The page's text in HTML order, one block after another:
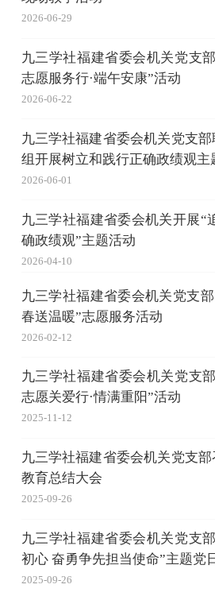
2026-06-29
九三学社福建省委会机关党支
志愿服务行·端午安康”活动
2026-06-22
九三学社福建省委会机关党支
组开展树立和践行正确政绩观主
2026-06-01
九三学社福建省委会机关开展“
确政绩观”主题活动
2026-04-10
九三学社福建省委会机关党支
春送温暖”志愿服务活动
2026-02-12
九三学社福建省委会机关党支
志愿关爱行·情满重阳”活动
2025-11-12
九三学社福建省委会机关党支
教育总结大会
2025-09-26
九三学社福建省委会机关党支
初心 奋勇争先担当使命”主题党
2025-09-26